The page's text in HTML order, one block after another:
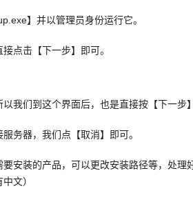
】并以管理员身份运行它。
点击【下一步】即可。
我们到这个界面后，也是直接按【下一步
务器，我们点【取消】即可。
安装的产品，可以更改安装路径等，处
文）